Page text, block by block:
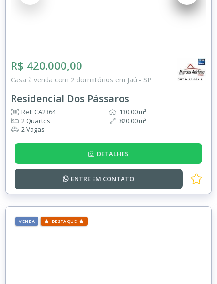
R$ 420.000,00
Casa à venda com 2 dormitórios em Jaú - SP
Residencial Dos Pássaros
Ref: CA2364
2 Quartos
2 Vagas
130.00 m²
820.00 m²
DETALHES
ENTRE EM CONTATO
VENDA DESTAQUE